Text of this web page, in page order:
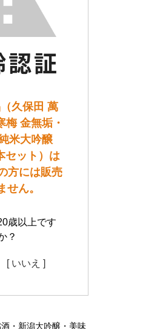
久保田 萬
梅 金無垢・
米大吟醸
セット）は
方には販売
せん。
歳以上です
？
[ いいえ ]
・新潟大吟醸・美味